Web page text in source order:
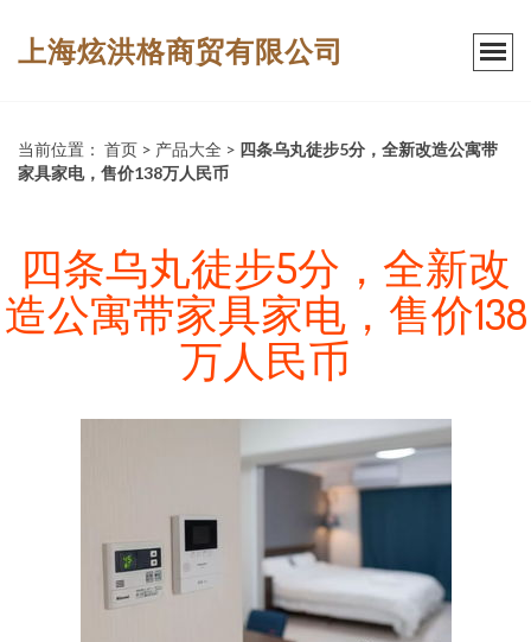
上海炫洪格商贸有限公司
当前位置： 首页 > 产品大全 > 四条乌丸徒步5分，全新改造公寓带
家具家电，售价138万人民币
四条乌丸徒步5分，全新改
造公寓带家具家电，售价138
万人民币